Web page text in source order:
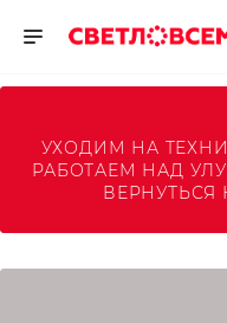
УХОДИМ НА
РАБОТАЕМ НАД